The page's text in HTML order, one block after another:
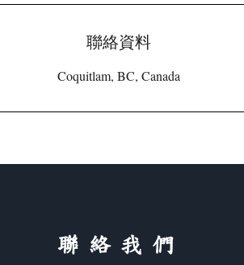
聯絡資料
Coquitlam, BC, Canada
​聯絡我們